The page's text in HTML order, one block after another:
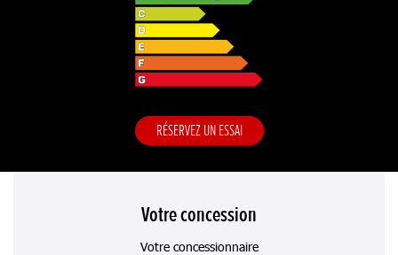
RÉSERVEZ UN ESSAI
Votre concession
Votre concessionnaire